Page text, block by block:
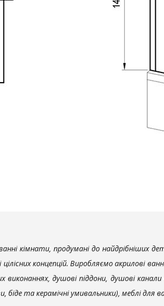
кімнати, продумані до найдрібніших
цілісних концепцій. Виробляємо акрилові
виконаннях, душові піддони, душові
біде та керамічні умивальники), меблі